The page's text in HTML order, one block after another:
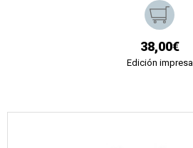
38,00€
Edición impresa